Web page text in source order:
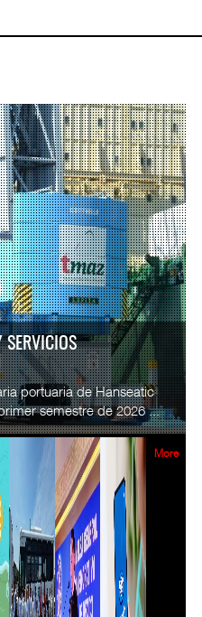
TRIPULACIONES
Unidos (FRA, por sus
ferr...
More
Treinta y nueve años navegando el
cambio
05 AGO 2026
TMAZ eleva 77% movimiento
portuario y servici ...
05 AGO 2026
servicio PAMEX en
México y Vía
en el programa
México refuerza briga
READ MORE
READ MORE